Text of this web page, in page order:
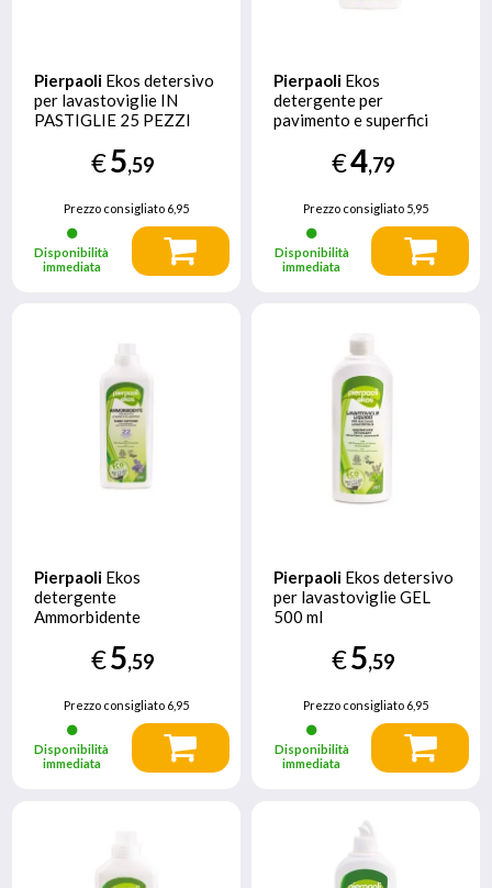
Pierpaoli Ekos detersivo
per lavastoviglie IN
PASTIGLIE 25 PEZZI
€5,59
Prezzo consigliato6,95
Disponibilità
immediata
Pierpaoli Ekos
detergente per
pavimento e superfici
1000 ml€4,79
Prezzo consigliato 5,95
Disponibilità
immediata
Pierpaoli Ekos
detergente
Ammorbidente
1000 ml Lavanda
€5,59
Prezzo consigliato6,95
Disponibilità
immediata
Pierpaoli Ekos detersivo
per lavastoviglie GEL
500 ml
€5,59
Prezzo consigliato 6,95
Disponibilità
immediata